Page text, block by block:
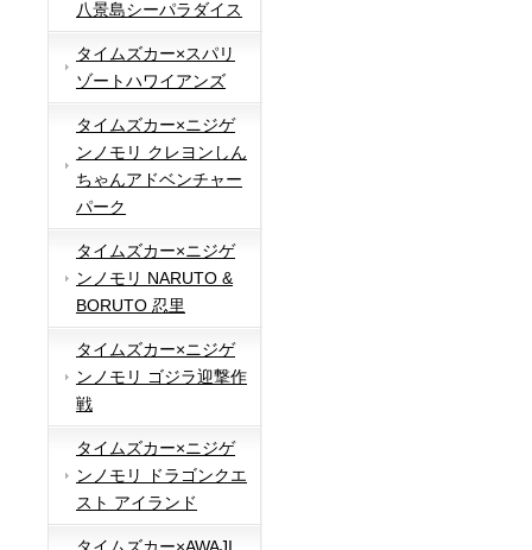
八景島シーパラダイス
タイムズカー×スパリ
ゾートハワイアンズ
タイムズカー×ニジゲ
ンノモリ クレヨンしん
ちゃんアドベンチャー
パーク
タイムズカー×ニジゲ
ンノモリ NARUTO &
BORUTO 忍里
タイムズカー×ニジゲ
ンノモリ ゴジラ迎撃作
戦
タイムズカー×ニジゲ
ンノモリ ドラゴンクエ
スト アイランド